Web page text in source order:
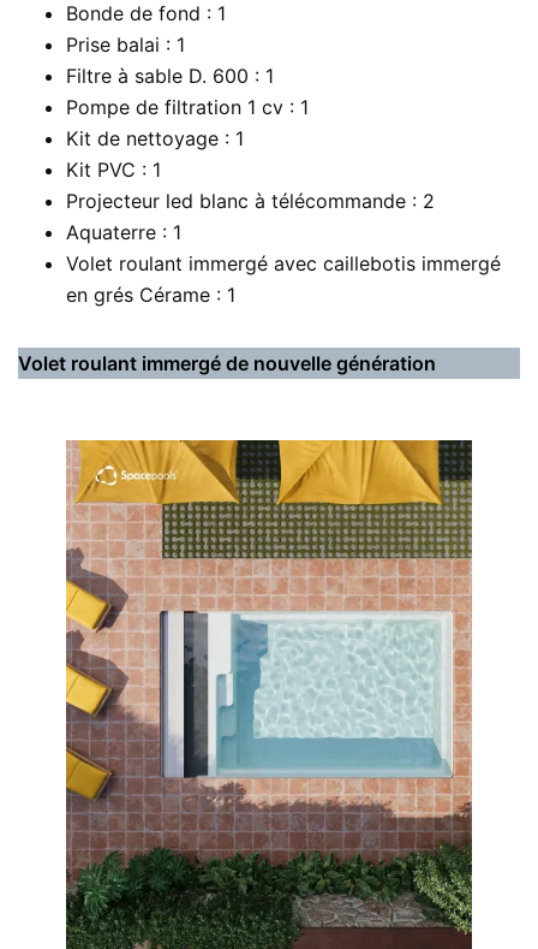
Bonde de fond : 1
Prise balai : 1
Filtre à sable D. 600 : 1
Pompe de filtration 1 cv : 1
Kit de nettoyage : 1
Kit PVC : 1
Projecteur led blanc à télécommande : 2
Aquaterre : 1
Volet roulant immergé avec caillebotis immergé
en grés Cérame : 1
Volet roulant immergé de nouvelle génération